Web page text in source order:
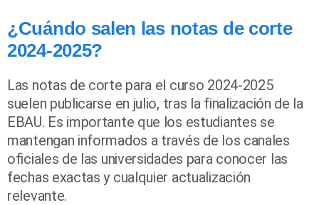
¿Cuándo salen las notas de corte
2024-2025?
Las notas de corte para el curso 2024-2025
suelen publicarse en julio, tras la finalización de la
EBAU. Es importante que los estudiantes se
mantengan informados a través de los canales
oficiales de las universidades para conocer las
fechas exactas y cualquier actualización
relevante.